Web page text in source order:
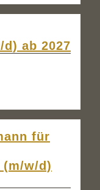
ab 2027
für
w/d)